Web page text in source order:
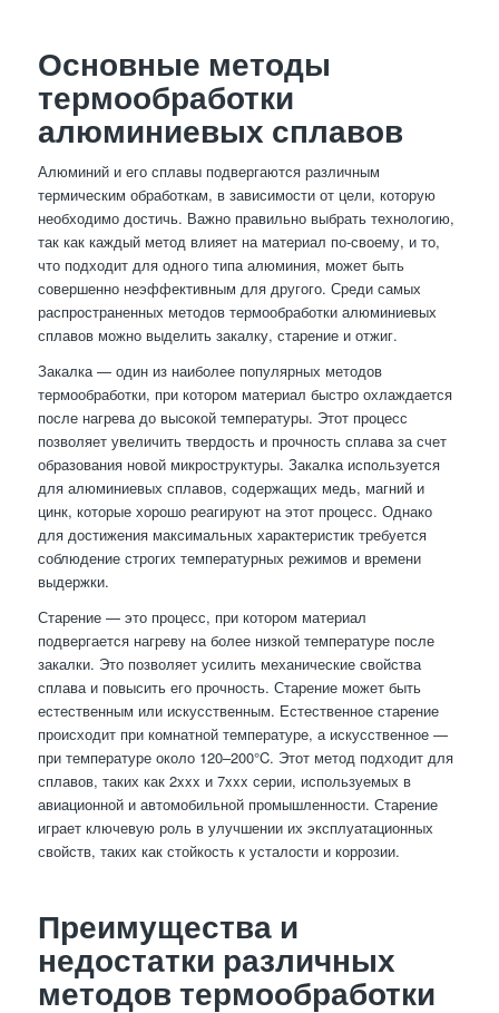
Основные методы
термообработки
алюминиевых сплавов
Алюминий и его сплавы подвергаются различным
термическим обработкам, в зависимости от цели, которую
необходимо достичь. Важно правильно выбрать технологию,
так как каждый метод влияет на материал по-своему, и то,
что подходит для одного типа алюминия, может быть
совершенно неэффективным для другого. Среди самых
распространенных методов термообработки алюминиевых
сплавов можно выделить закалку, старение и отжиг.
Закалка — один из наиболее популярных методов
термообработки, при котором материал быстро охлаждается
после нагрева до высокой температуры. Этот процесс
позволяет увеличить твердость и прочность сплава за счет
образования новой микроструктуры. Закалка используется
для алюминиевых сплавов, содержащих медь, магний и
цинк, которые хорошо реагируют на этот процесс. Однако
для достижения максимальных характеристик требуется
соблюдение строгих температурных режимов и времени
выдержки.
Старение — это процесс, при котором материал
подвергается нагреву на более низкой температуре после
закалки. Это позволяет усилить механические свойства
сплава и повысить его прочность. Старение может быть
естественным или искусственным. Естественное старение
происходит при комнатной температуре, а искусственное —
при температуре около 120–200°C. Этот метод подходит для
сплавов, таких как 2xxx и 7xxx серии, используемых в
авиационной и автомобильной промышленности. Старение
играет ключевую роль в улучшении их эксплуатационных
свойств, таких как стойкость к усталости и коррозии.
Преимущества и
недостатки различных
методов термообработки